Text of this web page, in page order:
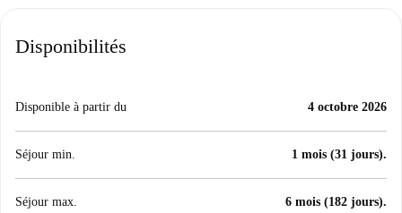
Disponibilités
Disponible à partir du 4 octobre 2026
Séjour min. 1 mois (31 jours).
Séjour max. 6 mois (182 jours).